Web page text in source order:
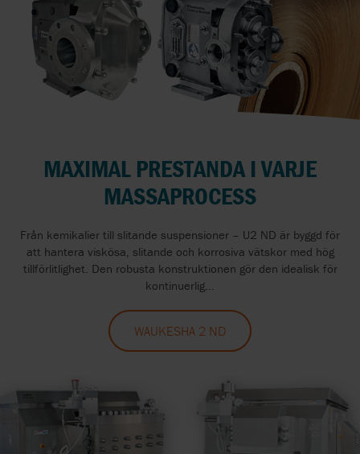
MAXIMAL PRESTANDA I VARJE
MASSAPROCESS
Från kemikalier till slitande suspensioner – U2 ND är byggd för
att hantera viskösa, slitande och korrosiva vätskor med hög
tillförlitlighet. Den robusta konstruktionen gör den idealisk för
kontinuerlig...
WAUKESHA 2 ND